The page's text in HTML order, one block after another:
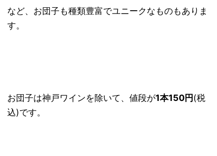
など、お団子も種類豊富でユニークなものもありま
す。
お団子は神戸ワインを除いて、値段が1本150円(税
込)です。